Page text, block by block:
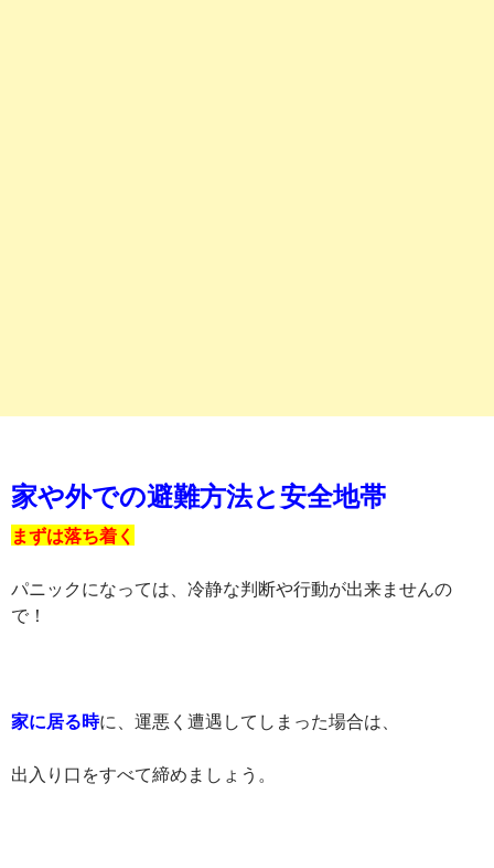
家や外での避難方法と安全地帯
まずは落ち着く
パニックになっては、冷静な判断や行動が出来ませんの
で！
家に居る時に、運悪く遭遇してしまった場合は、
出入り口をすべて締めましょう。